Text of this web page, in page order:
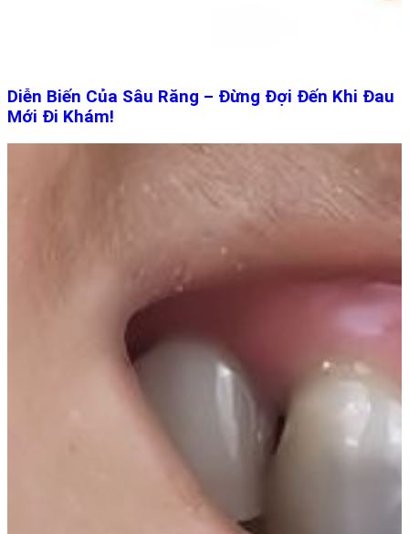
Diễn Biến Của Sâu Răng – Đừng Đợi Đến Khi Đau
Mới Đi Khám!